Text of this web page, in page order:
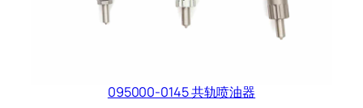
095000-0145 共轨喷油器